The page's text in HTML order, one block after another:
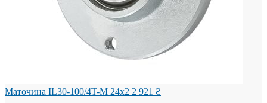
Маточина IL30-100/4T-M 24x2 2 921 ₴